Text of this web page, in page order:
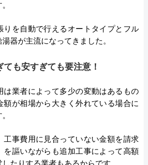
りを自動で行えるオートタイプとフル
器が主流になってきました。
も安すぎても要注意！
は業者によって多少の変動はあるもの
額が相場から大きく外れている場合に
工事費用に見合っていない金額を請求
を謳いながらも追加工事によって高額
たりする業者もあるからです。